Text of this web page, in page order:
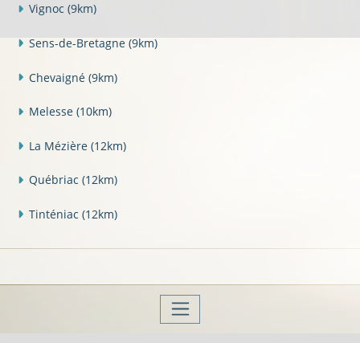
Vignoc (9km)
Sens-de-Bretagne (9km)
Chevaigné (9km)
Melesse (10km)
La Mézière (12km)
Québriac (12km)
Tinténiac (12km)